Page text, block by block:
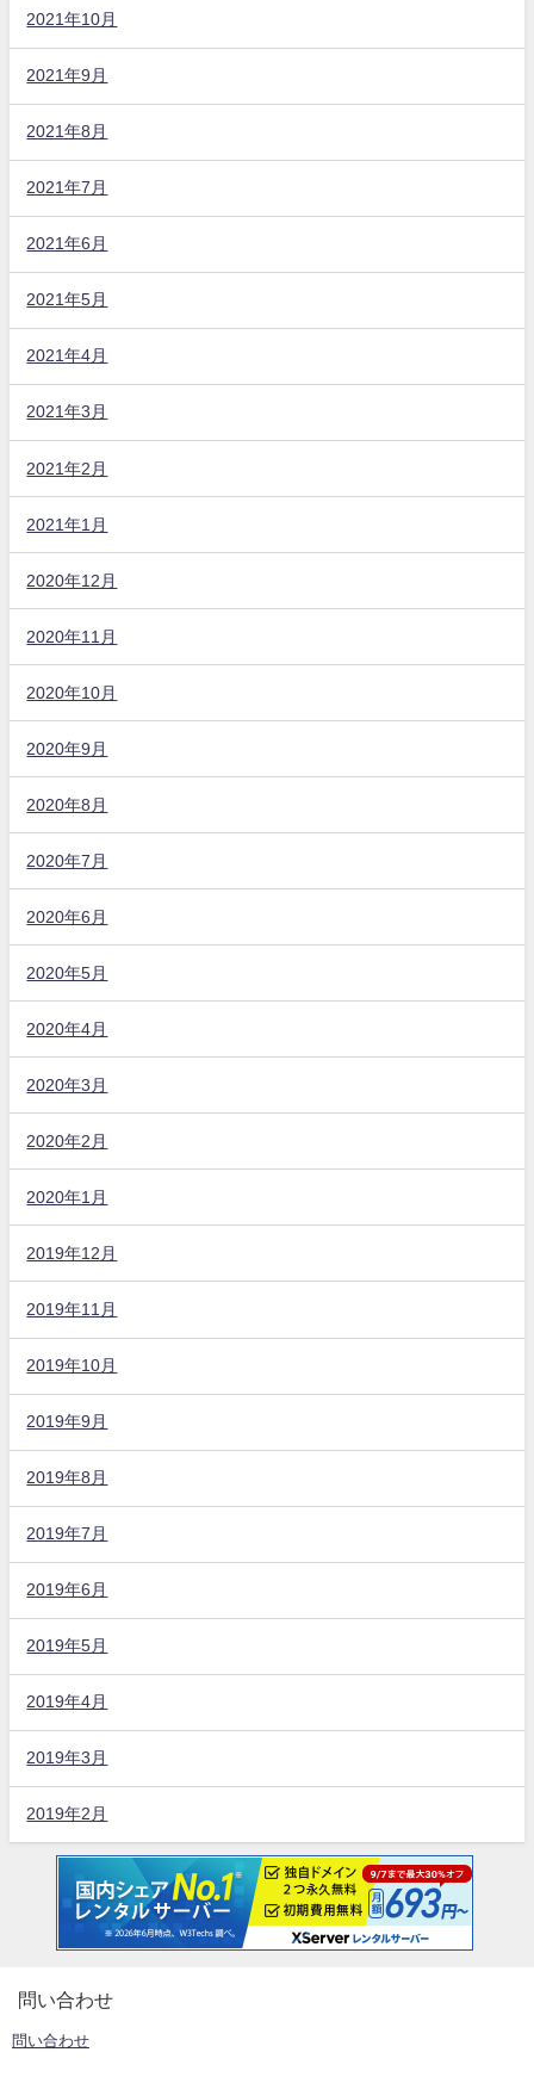
2021年10月
2021年9月
2021年8月
2021年7月
2021年6月
2021年5月
2021年4月
2021年3月
2021年2月
2021年1月
2020年12月
2020年11月
2020年10月
2020年9月
2020年8月
2020年7月
2020年6月
2020年5月
2020年4月
2020年3月
2020年2月
2020年1月
2019年12月
2019年11月
2019年10月
2019年9月
2019年8月
2019年7月
2019年6月
2019年5月
2019年4月
2019年3月
2019年2月
問い合わせ
問い合わせ